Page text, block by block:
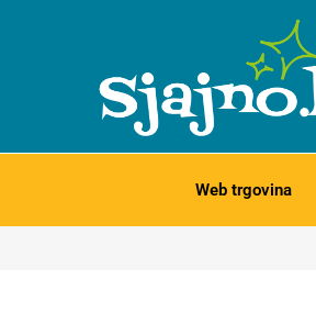
Web trgovina